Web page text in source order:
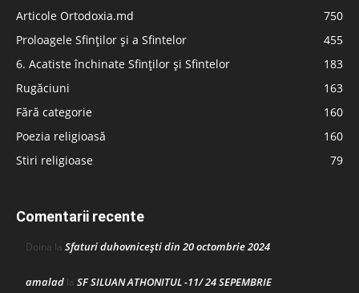
Articole Ortodoxia.md
750
Proloagele Sfinților și a Sfintelor
455
6. Acatiste închinate Sfinților și Sfintelor
183
Rugăciuni
163
Fără categorie
160
Poezia religioasă
160
Stiri religioase
79
Comentarii recente
Doina la Sfaturi duhovnicești din 20 octombrie 2024
amalad la SF SILUAN ATHONITUL -11/ 24 SEPEMBRIE